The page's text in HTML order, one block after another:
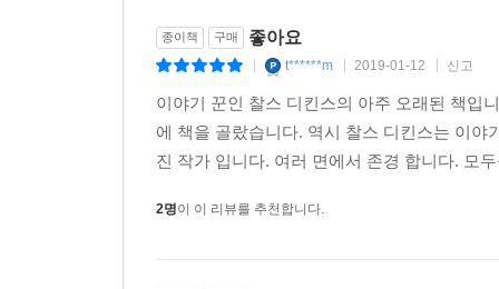
하지만 주인공 핍이 결국, ‘돈’이라는 물질적으로
볼 때 ‘위대한 유산’은 독자들에게 또 다른 의미를
종이책 구매 좋아요
t******m 2019-01-12 신고
이야기 꾼인 찰스 디킨스의 아주 오래된 책입
에 책을 골랐습니다. 역시 찰스 디킨스는 이
진 작가 입니다. 여러 면에서 존경 합니다. 모
2명이 이 리뷰를 추천합니다.